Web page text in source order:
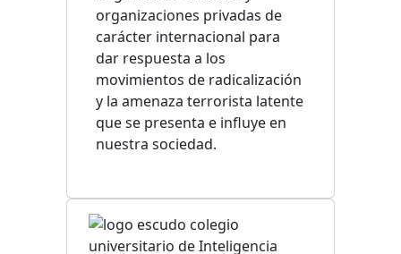
organizaciones privadas de
carácter internacional para
dar respuesta a los
movimientos de radicalización
y la amenaza terrorista latente
que se presenta e influye en
nuestra sociedad.